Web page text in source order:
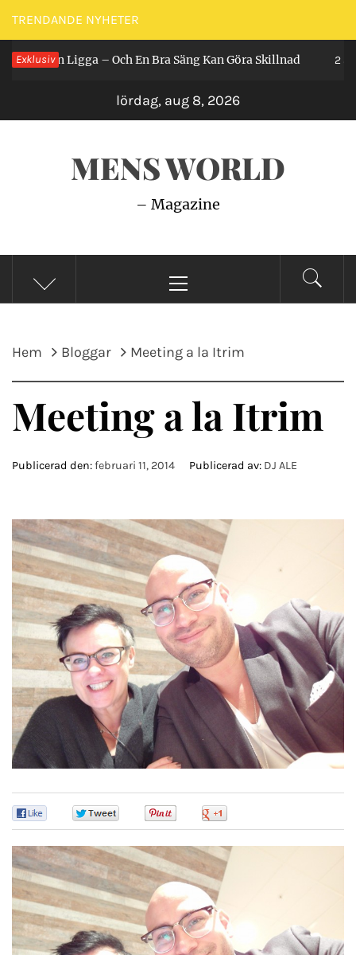
Hoppa
till
innehåll
TRENDANDE NYHETER
Exklusiv
Man Ligga – Och En Bra Säng Kan Göra Skillnad 2 år
lördag, aug 8, 2026
MENS WORLD
– Magazine
meny
Hem Bloggar Meeting a la Itrim
Meeting a la Itrim
Publicerad den:februari 11, 2014 Publicerad av: DJ ALE